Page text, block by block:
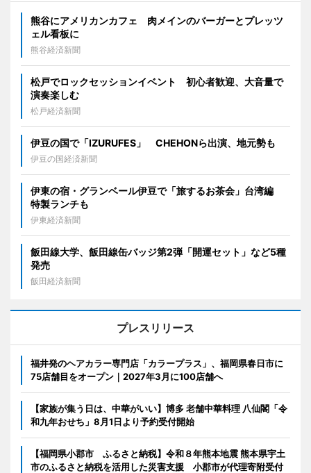
熊谷にアメリカンカフェ 肉メインのバーガーとプレッツ
ェル看板に
熊谷経済新聞
松戸でロックセッションイベント 初心者歓迎、大音量で
演奏楽しむ
松戸経済新聞
伊豆の国で「IZURUFES」 CHEHONら出演、地元勢も
伊豆の国経済新聞
伊東の宿・グランベール伊豆で「旅するお茶会」台湾編
特製ランチも
伊東経済新聞
飯田線大学、飯田線缶バッジ第2弾「開運セット」など5種
発売
飯田経済新聞
プレスリリース
福井発のヘアカラー専門店「カラープラス」、福岡県春日市に
75店舗目をオープン｜2027年3月に100店舗へ
【家族が集う日は、中華がいい】博多 老舗中華料理 八仙閣「令
和九年おせち」8月1日より予約受付開始
【福岡県小郡市 ふるさと納税】令和８年熊本地震 熊本県宇土
市のふるさと納税を活用した災害支援 小郡市が代理寄附受付